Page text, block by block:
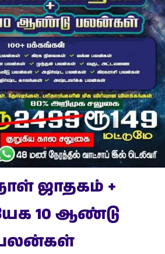
ஜாதகம் +
10 ஆண்டு